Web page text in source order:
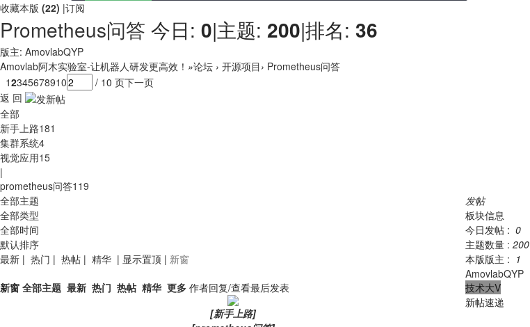
收藏本版 (22) |订阅
Prometheus问答 今日: 0|主题: 200|排名: 36
版主: AmovlabQYP
Amovlab阿木实验室-让机器人研发更高效！ »论坛 › 开源项目› Prometheus问答
12345678910 / 10 页下一页
返 回
全部
新手上路181
集群系统4
视觉应用15
|
prometheus问答119
全部主题
全部类型
全部时间
默认排序
最新 | 热门 | 热帖 | 精华 | 显示置顶 | 新窗
新窗 全部主题 最新 热门 热帖 精华 更多 作者回复/查看最后发表
[新手上路]
发帖
板块信息
今日发帖 : 0
主题数量 : 200
本版版主 : 1
AmovlabQYP
技术大V
新帖速递